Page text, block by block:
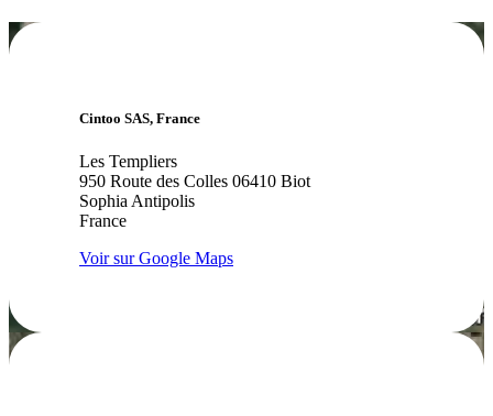
Cintoo SAS, France
Les Templiers
950 Route des Colles 06410 Biot
Sophia Antipolis
France
Voir sur Google Maps